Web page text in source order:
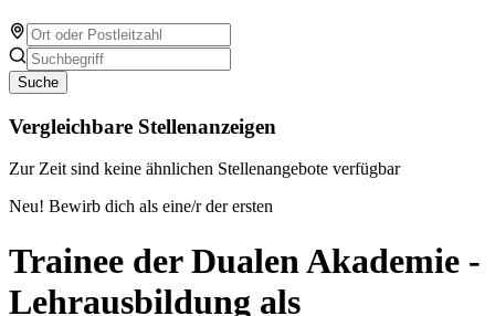
Suche
Vergleichbare Stellenanzeigen
Zur Zeit sind keine ähnlichen Stellenangebote verfügbar
Neu! Bewirb dich als eine/r der ersten
Trainee der Dualen Akademie -
Lehrausbildung als